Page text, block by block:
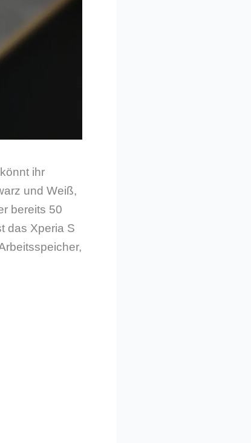
ihr
und Weiß,
bereits 50
das Xperia S